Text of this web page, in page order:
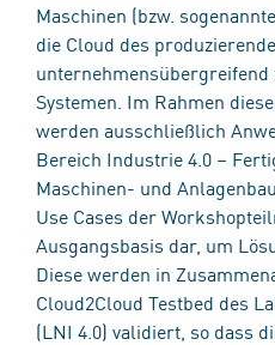
Maschinen (bzw.
die Cloud des
unternehmensübergreifend
Systemen. Im Rahmen
werden ausschließlich
Bereich Industrie 4.0 –
Maschinen- und
Use Cases der
Ausgangsbasis dar, um
Diese werden in
Cloud2Cloud Testbed des
(LNI 4.0) validiert, so dass